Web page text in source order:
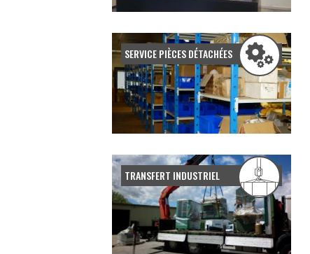
SERVICE PIÈCES DÉTACHÉES
TRANSFERT INDUSTRIEL